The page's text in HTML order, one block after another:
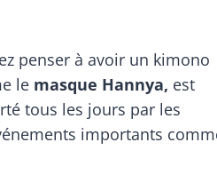
penser à avoir un kimono
le masque Hannya, est
tous les jours par les
importants